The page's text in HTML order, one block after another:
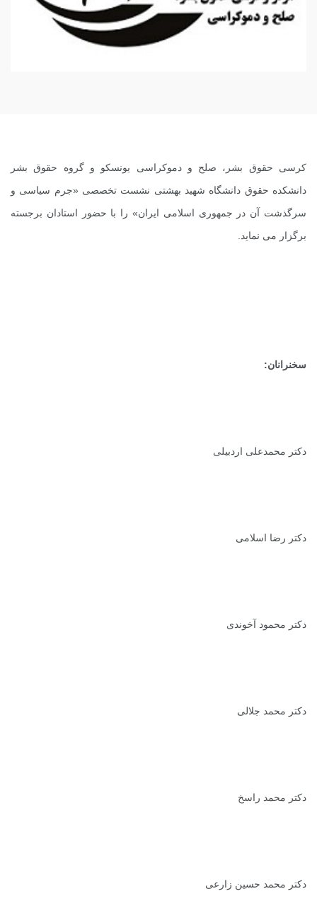
کرسی حقوق بشر، صلح و دموکراسی یونسکو و گروه حقوق بشر
دانشکده حقوق دانشگاه شهید بهشتی نشست تخصصی «جرم سیاسی و
سرگذشت آن در جمهوری اسلامی ایران» را با حضور استادان برجسته
برگزار می نماید.
سخنرانان:
دکتر محمدعلی اردبیلی
دکتر رضا اسلامی
دکتر محمود آخوندی
دکتر محمد جلالی
دکتر محمد راسخ
دکتر محمد حسین زارعی